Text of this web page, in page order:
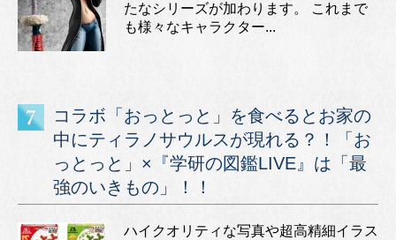
たなシリーズが加わります。 これまで
も様々なキャラクター...
コラボ「おっとっと」を食べるとお家の
中にティラノサウルスが現れる？！「お
っとっと」×『学研の図鑑LIVE』は「最
強のいきもの」！！
ハイクオリティな写真や超高精細イラス